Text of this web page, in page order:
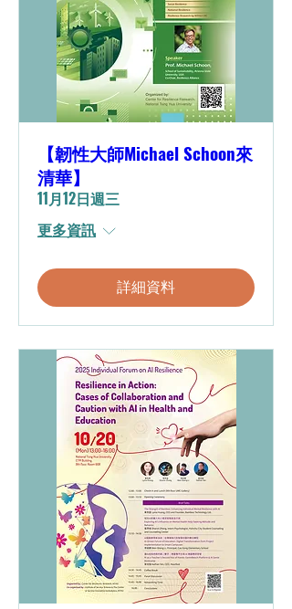
【韌性大師Michael Schoon來
清華】
11月12日週三
更多資訊
詳細資料